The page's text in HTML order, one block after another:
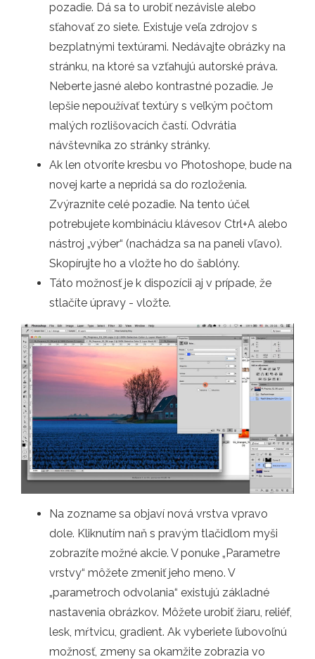
pozadie. Dá sa to urobiť nezávisle alebo
sťahovať zo siete. Existuje veľa zdrojov s
bezplatnými textúrami. Nedávajte obrázky na
stránku, na ktoré sa vzťahujú autorské práva.
Neberte jasné alebo kontrastné pozadie. Je
lepšie nepoužívať textúry s veľkým počtom
malých rozlišovacích častí. Odvrátia
návštevníka zo stránky stránky.
Ak len otvoríte kresbu vo Photoshope, bude na
novej karte a nepridá sa do rozloženia.
Zvýraznite celé pozadie. Na tento účel
potrebujete kombináciu klávesov Ctrl+A alebo
nástroj „výber“ (nachádza sa na paneli vľavo).
Skopírujte ho a vložte ho do šablóny.
Táto možnosť je k dispozícii aj v prípade, že
stlačíte úpravy - vložte.
Na zozname sa objaví nová vrstva vpravo
dole. Kliknutím naň s pravým tlačidlom myši
zobrazíte možné akcie. V ponuke „Parametre
vrstvy“ môžete zmeniť jeho meno. V
„parametroch odvolania“ existujú základné
nastavenia obrázkov. Môžete urobiť žiaru, reliéf,
lesk, mŕtvicu, gradient. Ak vyberiete ľubovoľnú
možnosť, zmeny sa okamžite zobrazia vo